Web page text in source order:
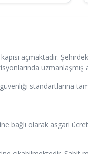
açmaktadır.
uzmanlaşmış
standartlarına
bağlı olarak asgari